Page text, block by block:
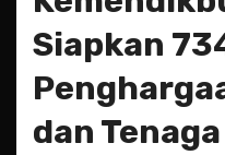
Siapkan
dan